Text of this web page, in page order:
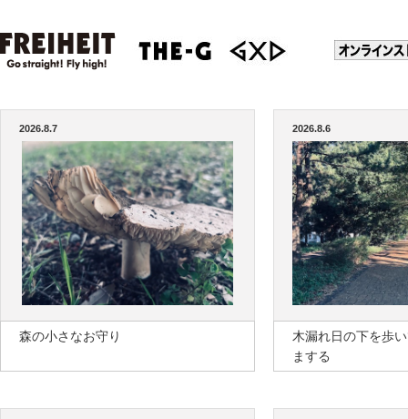
2026.8.7
森の小さなお守り
2026.8.6
木漏れ日の下を歩
まする